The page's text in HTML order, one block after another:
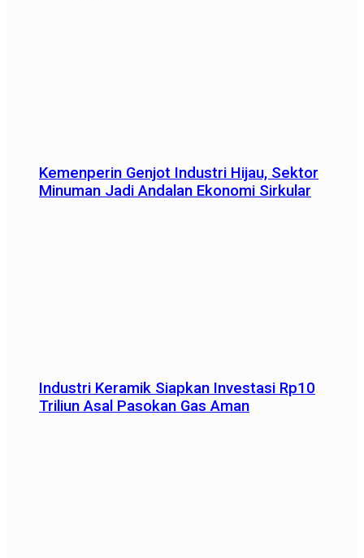
Kemenperin Genjot Industri Hijau, Sektor
Minuman Jadi Andalan Ekonomi Sirkular
Industri Keramik Siapkan Investasi Rp10
Triliun Asal Pasokan Gas Aman